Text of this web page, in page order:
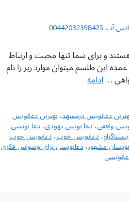
و برای شما تنها محبت و ارتباط
این طلسم میتوان موارد زیر را نام
…ادامه
دعانویس درمشهد،بهترین دعانویس
واقعی،دعا نویس یهودی،دعا نویسی
،دعانویس خوب،دعانویس خوب
مشهور،دعانویسی برای وسواس فکری